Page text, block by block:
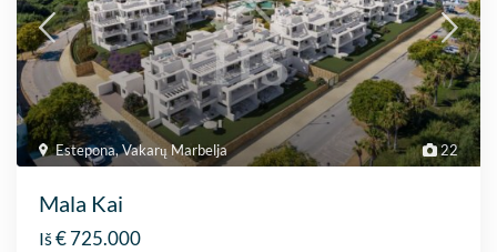
22
Estepona,Vakarų Marbelja
Mala Kai
Iš€ 725.000